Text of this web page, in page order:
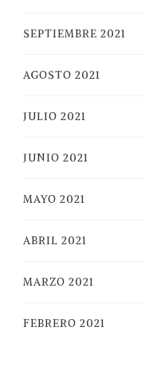
SEPTIEMBRE 2021
AGOSTO 2021
JULIO 2021
JUNIO 2021
MAYO 2021
ABRIL 2021
MARZO 2021
FEBRERO 2021